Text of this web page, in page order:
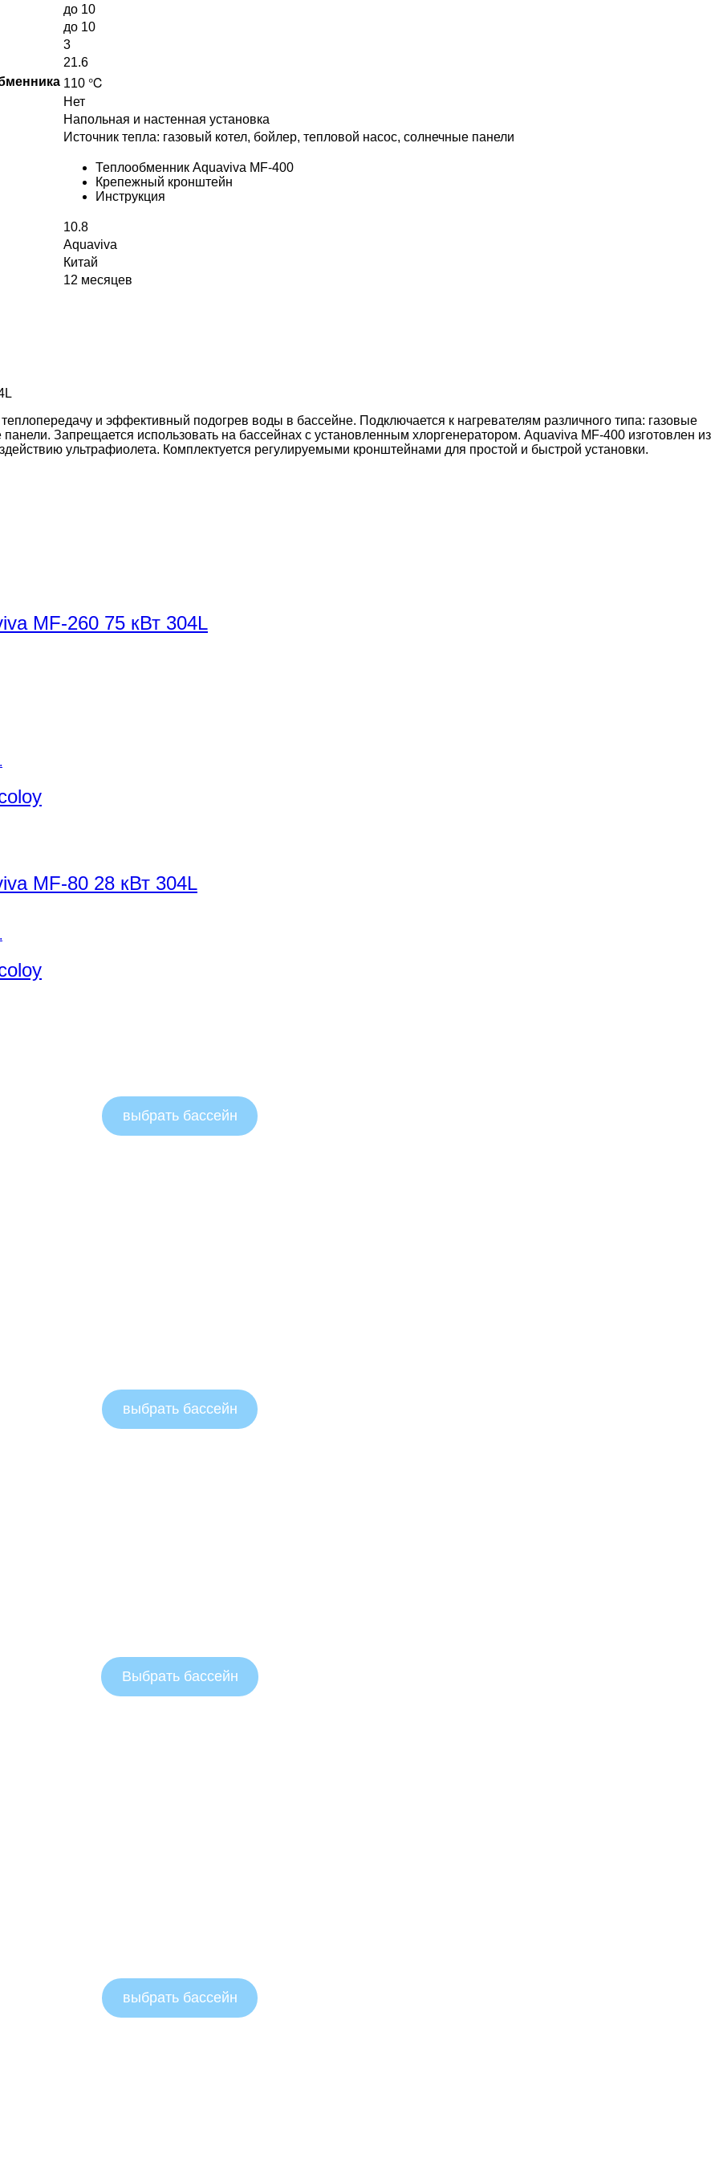
до 10
до 10
3
21.6
110 ℃
Нет
Напольная и настенная установка
Источник тепла: газовый котел, бойлер, тепловой насос, солнечные панели
Теплообменник Aquaviva MF-400
Крепежный кронштейн
Инструкция
10.8
Aquaviva
Китай
12 месяцев
и эффективный подогрев воды в бассейне. Подключается к нагревателям различного типа: газовые
Запрещается использовать на бассейнах с установленным хлоргенератором. Aquaviva MF-400 изготовлен из
ультрафиолета. Комплектуется регулируемыми кронштейнами для простой и быстрой установки.
MF-260 75 кВт 304L
MF-80 28 кВт 304L
выбрать бассейн
выбрать бассейн
Выбрать бассейн
выбрать бассейн